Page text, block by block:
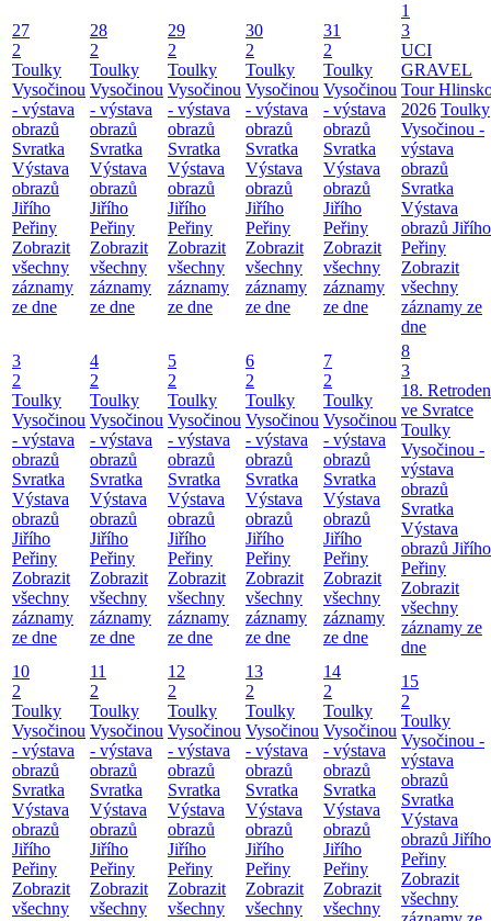
27
2
Toulky
Vysočinou
- výstava
obrazů
Svratka
Výstava
obrazů
Jiřího
Peřiny
Zobrazit
všechny
záznamy
ze dne
28
2
Toulky
Vysočinou
- výstava
obrazů
Svratka
Výstava
obrazů
Jiřího
Peřiny
Zobrazit
všechny
záznamy
ze dne
29
2
Toulky
Vysočinou
- výstava
obrazů
Svratka
Výstava
obrazů
Jiřího
Peřiny
Zobrazit
všechny
záznamy
ze dne
30
2
Toulky
Vysočinou
- výstava
obrazů
Svratka
Výstava
obrazů
Jiřího
Peřiny
Zobrazit
všechny
záznamy
ze dne
31
2
Toulky
Vysočinou
- výstava
obrazů
Svratka
Výstava
obrazů
Jiřího
Peřiny
Zobrazit
všechny
záznamy
ze dne
1
3
UCI
GRAVEL
Tour
2026 Toulky
Vysočinou -
výstava
obrazů
Svratka
Výstava
obrazů Jiřího
Peřiny
Zobrazit
všechny
záznamy ze
dne
3
2
Toulky
Vysočinou
- výstava
obrazů
Svratka
Výstava
obrazů
Jiřího
Peřiny
Zobrazit
všechny
záznamy
ze dne
4
2
Toulky
Vysočinou
- výstava
obrazů
Svratka
Výstava
obrazů
Jiřího
Peřiny
Zobrazit
všechny
záznamy
ze dne
5
2
Toulky
Vysočinou
- výstava
obrazů
Svratka
Výstava
obrazů
Jiřího
Peřiny
Zobrazit
všechny
záznamy
ze dne
6
2
Toulky
Vysočinou
- výstava
obrazů
Svratka
Výstava
obrazů
Jiřího
Peřiny
Zobrazit
všechny
záznamy
ze dne
7
2
Toulky
Vysočinou
- výstava
obrazů
Svratka
Výstava
obrazů
Jiřího
Peřiny
Zobrazit
všechny
záznamy
ze dne
8
3
18. Retroden
ve Svratce
Toulky
Vysočinou -
výstava
obrazů
Svratka
Výstava
obrazů Jiřího
Peřiny
Zobrazit
všechny
záznamy ze
dne
10
2
Toulky
Vysočinou
- výstava
obrazů
Svratka
Výstava
obrazů
Jiřího
Peřiny
Zobrazit
všechny
11
2
Toulky
Vysočinou
- výstava
obrazů
Svratka
Výstava
obrazů
Jiřího
Peřiny
Zobrazit
všechny
12
2
Toulky
Vysočinou
- výstava
obrazů
Svratka
Výstava
obrazů
Jiřího
Peřiny
Zobrazit
všechny
13
2
Toulky
Vysočinou
- výstava
obrazů
Svratka
Výstava
obrazů
Jiřího
Peřiny
Zobrazit
všechny
14
2
Toulky
Vysočinou
- výstava
obrazů
Svratka
Výstava
obrazů
Jiřího
Peřiny
Zobrazit
všechny
15
2
Toulky
Vysočinou -
výstava
obrazů
Svratka
Výstava
obrazů Jiřího
Peřiny
Zobrazit
všechny